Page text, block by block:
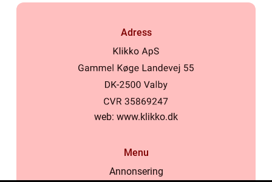
Adress
web: www.klikko.dk
Menu
Annonsering